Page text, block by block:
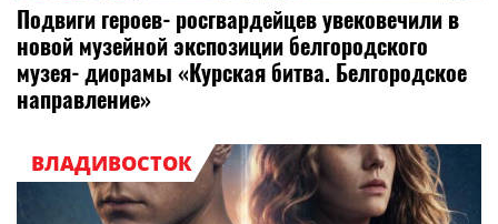
Подвиги героев‑росгвардейцев увековечили в
новой музейной экспозиции белгородского
музея‑диорамы «Курская битва. Белгородское
направление»
ВЛАДИВОСТОК